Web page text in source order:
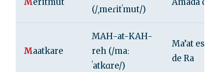
(/ˌmeɾitˈmut/)
Maatkare
MAH-at-KAH-
reh (/maː
ˈatkɑre/)
Ma’at es el
de Ra